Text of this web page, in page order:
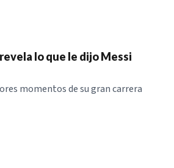
lo que le dijo Messi
momentos de su gran carrera